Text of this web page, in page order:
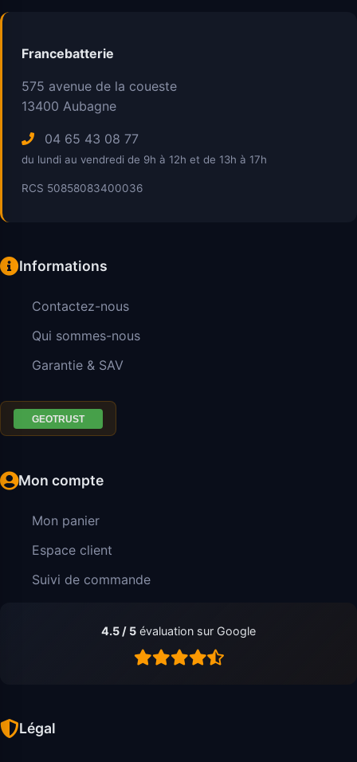
Francebatterie
575 avenue de la coueste
13400 Aubagne
04 65 43 08 77
du lundi au vendredi de 9h à 12h et de 13h à 17h
RCS 50858083400036
Informations
Contactez-nous
Qui sommes-nous
Garantie & SAV
Mon compte
Mon panier
Espace client
Suivi de commande
4.5 / 5 évaluation sur Google
Légal